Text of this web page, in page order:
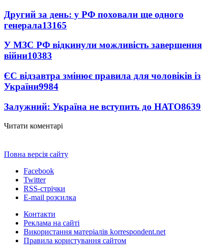
Другий за день: у РФ поховали ще одного
генерала13165
У МЗС РФ відкинули можливість завершення
війни10383
ЄС відзавтра змінює правила для чоловіків із
України9984
Залужний: Україна не вступить до НАТО8639
Читати коментарі
Повна версія сайту
Facebook
Twitter
RSS-стрічки
E-mail розсилка
Контакти
Реклама на сайті
Використання матеріалів korrespondent.net
Правила користування сайтом